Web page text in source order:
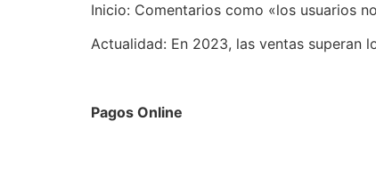
Inicio: Comentarios como «los usuarios
Actualidad: En 2023, las ventas superan
Pagos Online